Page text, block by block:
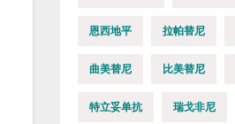
恩西地平 拉帕替尼
曲美替尼 比美替尼
特立妥单抗 瑞戈非尼